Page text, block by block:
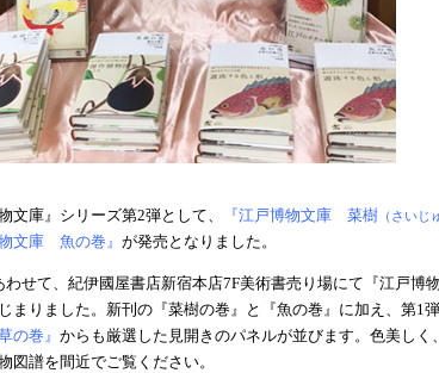
文庫』シリーズ第2弾として、 『江戸博物文庫 菜樹 （さいじ
物文庫 魚の巻』 が発売となりました。
わせて、紀伊國屋書店新宿本店7F美術書売り場にて『江戸博
まりました。新刊の『菜樹の巻』と『魚の巻』に加え、第1
の巻』 からも厳選した見開きのパネルが並びます。色美しく
図譜を間近でご覧ください。